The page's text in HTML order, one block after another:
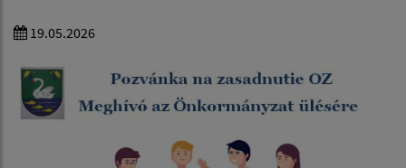
19.05.2026